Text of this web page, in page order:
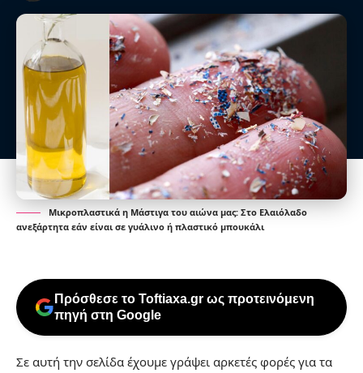
Μικροπλαστικά η Μάστιγα του αιώνα μας: Στο Ελαιόλαδο
ανεξάρτητα εάν είναι σε γυάλινο ή πλαστικό μπουκάλι
Πρόσθεσε το Toftiaxa.gr ως προτεινόμενη
πηγή στη Google
Σε αυτή την σελίδα έχουμε γράψει αρκετές φορές για τα